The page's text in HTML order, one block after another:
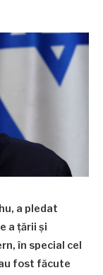
a pledat
a țării și
în special cel
fost făcute